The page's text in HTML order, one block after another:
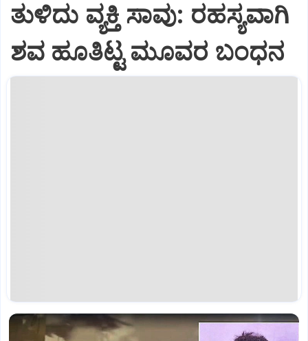
ತುಳಿದು ವ್ಯಕ್ತಿ ಸಾವು: ರಹಸ್ಯವಾಗಿ
ಶವ ಹೂತಿಟ್ಟ ಮೂವರ ಬಂಧನ